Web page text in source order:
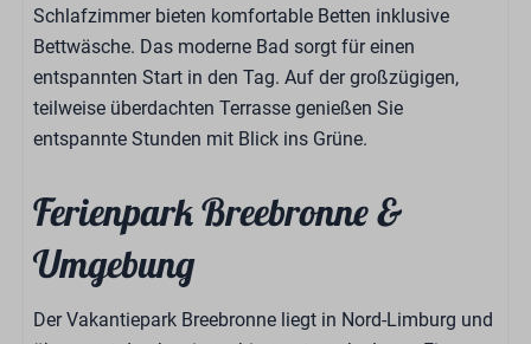
Schlafzimmer bieten komfortable Betten inklusive
Bettwäsche. Das moderne Bad sorgt für einen
entspannten Start in den Tag. Auf der großzügigen,
teilweise überdachten Terrasse genießen Sie
entspannte Stunden mit Blick ins Grüne.
Ferienpark Breebronne &
Umgebung
Der Vakantiepark Breebronne liegt in Nord-Limburg und